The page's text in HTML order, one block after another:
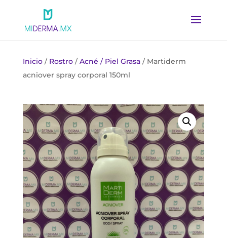
Inicio/ Rostro/Acné / Piel Grasa/ Martiderm
acniover spray corporal 150ml